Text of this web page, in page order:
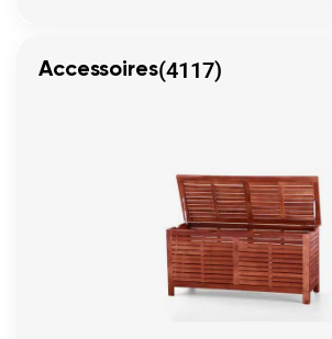
Accessoires(4117)